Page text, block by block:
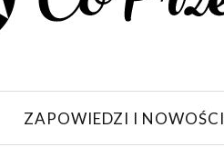
ZAPOWIEDZI I NOWOŚCI